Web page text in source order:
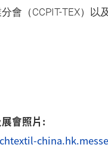
會（CCPIT-TEX）以
會照片: